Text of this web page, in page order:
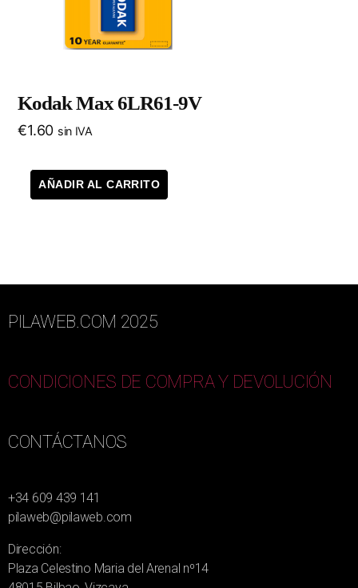
Kodak Max 6LR61-9V
€1.60 sin IVA
AÑADIR AL CARRITO
PILAWEB.COM 2025
CONDICIONES DE COMPRA Y DEVOLUCIÓN
CONTÁCTANOS
+34 609 439 141
pilaweb@pilaweb.com
Dirección:
Plaza Celestino Maria del Arenal nº14